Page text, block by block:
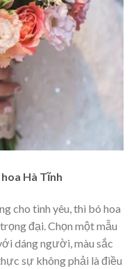
Hà Tĩnh
cho tình yêu, thì bó hoa
đại. Chọn một mẫu
dáng người, màu sắc
sự không phải là điều